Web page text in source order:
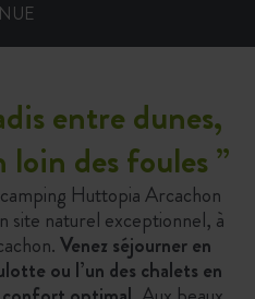
entre dunes,
loin des foules”
Huttopia Arcachon
site naturel exceptionnel, à
Venez séjourner en
ou l’un des chalets en